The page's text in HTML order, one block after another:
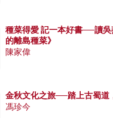
種菜得愛 記一本好書──讀
的離島種菜》
陳家偉
金秋文化之旅──踏上古蜀道
馮珍今